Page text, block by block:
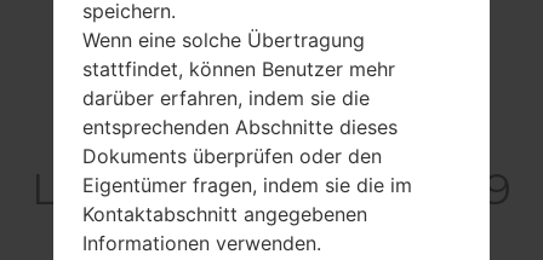
Video
LGE739BKDU(LGE739
BKDU) akaLG
speichern.
Wenn eine solche Übertragung
stattfindet, können Benutzer mehr
darüber erfahren, indem sie die
entsprechenden Abschnitte dieses
Dokuments überprüfen oder den
Eigentümer fragen, indem sie die im
Kontaktabschnitt angegebenen
Informationen verwenden.